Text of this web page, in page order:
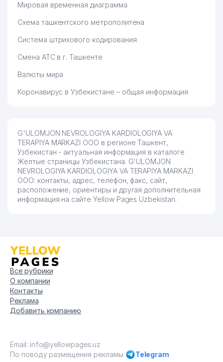
Мировая временная диаграмма
Схема ташкентского метрополитена
Система штрихового кодирования
Смена АТС в г. Ташкенте
Валюты мира
Коронавирус в Узбекистане – общая информация
G'ULOMJON NEVROLOGIYA KARDIOLOGIYA VA
TERAPIYA MARKAZI ООО в регионе Ташкент,
Узбекистан - актуальная информация в каталоге
Желтые страницы Узбекистана. G'ULOMJON
NEVROLOGIYA KARDIOLOGIYA VA TERAPIYA MARKAZI
ООО: контакты, адрес, телефон, факс, сайт,
расположение, ориентиры и другая дополнительная
информация на сайте Yellow Pages Uzbekistan.
Все рубрики
О компании
Контакты
Реклама
Добавить компанию
Email: info@yellowpages.uz
По поводу размещения рекламы
Telegram